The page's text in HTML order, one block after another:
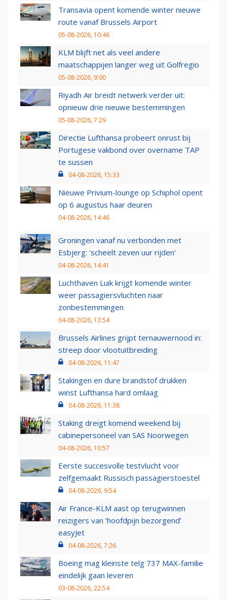
Transavia opent komende winter nieuwe
route vanaf Brussels Airport
05-08-2026, 10:46
KLM blijft net als veel andere
maatschappijen langer weg uit Golfregio
05-08-2026, 9:00
Riyadh Air breidt netwerk verder uit:
opnieuw drie nieuwe bestemmingen
05-08-2026, 7:29
Directie Lufthansa probeert onrust bij
Portugese vakbond over overname TAP
te sussen
04-08-2026, 15:33
Nieuwe Privium-lounge op Schiphol opent
op 6 augustus haar deuren
04-08-2026, 14:46
Groningen vanaf nu verbonden met
Esbjerg: 'scheelt zeven uur rijden'
04-08-2026, 14:41
Luchthaven Luik krijgt komende winter
weer passagiersvluchten naar
zonbestemmingen
04-08-2026, 13:54
Brussels Airlines grijpt ternauwernood in:
streep door vlootuitbreiding
04-08-2026, 11:47
Stakingen en dure brandstof drukken
winst Lufthansa hard omlaag
04-08-2026, 11:38
Staking dreigt komend weekend bij
cabinepersoneel van SAS Noorwegen
04-08-2026, 10:57
Eerste succesvolle testvlucht voor
zelfgemaakt Russisch passagierstoestel
04-08-2026, 9:54
Air France-KLM aast op terugwinnen
reizigers van ‘hoofdpijn bezorgend’
easyJet
04-08-2026, 7:26
Boeing mag kleinste telg 737 MAX-familie
eindelijk gaan leveren
03-08-2026, 22:54